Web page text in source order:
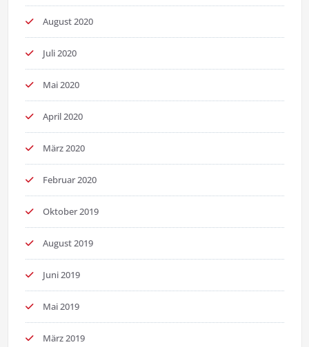
August 2020
Juli 2020
Mai 2020
April 2020
März 2020
Februar 2020
Oktober 2019
August 2019
Juni 2019
Mai 2019
März 2019